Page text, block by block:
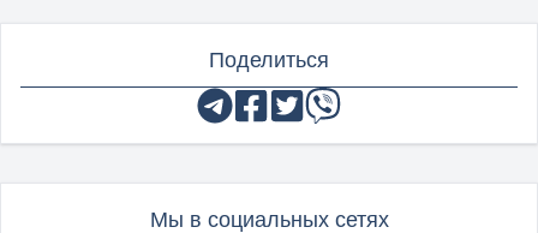
Поделиться
Мы в социальных сетях